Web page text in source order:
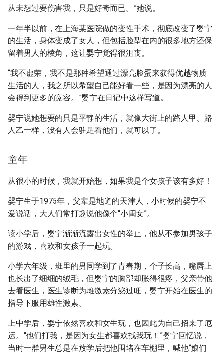
从未想过要伤害我，只是好奇而已。”她说。
一年半以前，在上海某医院做的变性手术，彻底改变了婴宁
的生活，身体变成了女人，但包括脸型在内的很多地方还保
留着男人的棱角，这让婴宁觉得很沮丧。
“我不虚荣，我不是那种希望通过漂亮脸蛋来获得优越物质
生活的人，我之所以希望自己能好看一些，是因为漂亮的人
会得到更多的宽容。”婴宁在日记中这样写道。
婴宁说她想要的只是平静的生活，就像大街上的路人甲、路
人乙一样，没有人会驻足看他们，就可以了。
童年
从很小的时候，我就开始想，如果我是个女孩子该有多好！
婴宁生于1975年，父辈是地道的天津人，小时候的婴宁不
爱说话，大人们常打趣说他像个“小闺女”。
读小学后，婴宁渐渐流露出女性的举止，他从不参加男孩子
的游戏，喜欢和女孩子一起玩。
小学六年级，班里的男同学到了青春期，个子长高，嘴唇上
也长出了细细的绒毛，但婴宁的胸部却胀得很疼，父亲带他
去看医生，医生诊断为雌激素分泌过旺，婴宁开始在医生的
指导下服用雄性激素。
上中学后，婴宁依然喜欢和女生玩，也因此为自己招来了厄
运。“他们打我，是因为女生都喜欢找我玩！”婴宁回忆说，
当时一群男生总是在放学后把他围堵在车棚里，喊他“娘们